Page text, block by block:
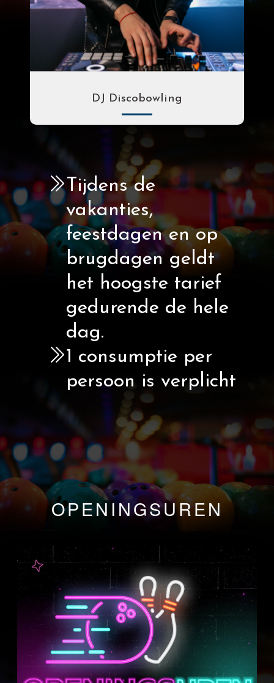
DJ Discobowling
Per uur
€ 38.00
Per spel pp
€ 5.00
Tijdens de
vakanties,
feestdagen en op
brugdagen geldt
het hoogste tarief
gedurende de hele
dag.
1 consumptie per
persoon is verplicht
OPENINGSUREN